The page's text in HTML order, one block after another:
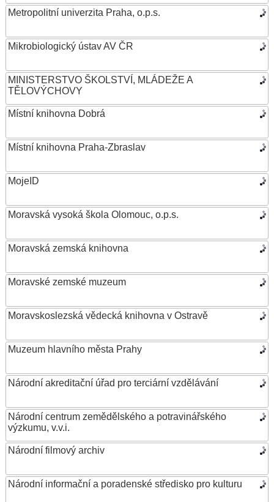
Metropolitní univerzita Praha, o.p.s.
Mikrobiologický ústav AV ČR
MINISTERSTVO ŠKOLSTVÍ, MLÁDEŽE A
TĚLOVÝCHOVY
Místní knihovna Dobrá
Místní knihovna Praha-Zbraslav
MojeID
Moravská vysoká škola Olomouc, o.p.s.
Moravská zemská knihovna
Moravské zemské muzeum
Moravskoslezská vědecká knihovna v Ostravě
Muzeum hlavního města Prahy
Národní akreditační úřad pro terciární vzdělávání
Národní centrum zemědělského a potravinářského
výzkumu, v.v.i.
Národní filmový archiv
Národní informační a poradenské středisko pro kulturu